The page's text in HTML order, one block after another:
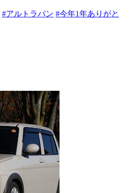
#アルトラパン #今年1年ありがと